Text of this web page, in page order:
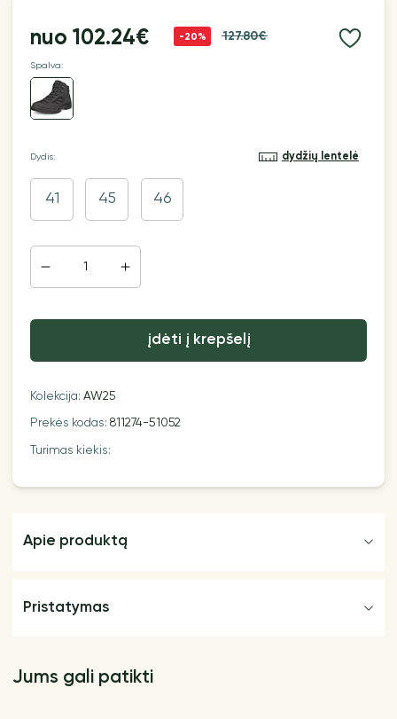
nuo102.24€ -20% 127.80€
Spalva:
Dydis: dydžių lentelė
41 45 46
įdėti į krepšelį
Kolekcija:AW25
Prekės kodas:811274-51052
Turimas kiekis:
Apie produktą
Pristatymas
Jums gali patikti